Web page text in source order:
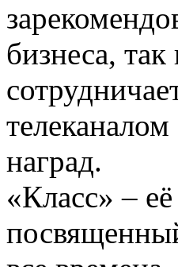
бизнеса,
наград.
«Класс» –